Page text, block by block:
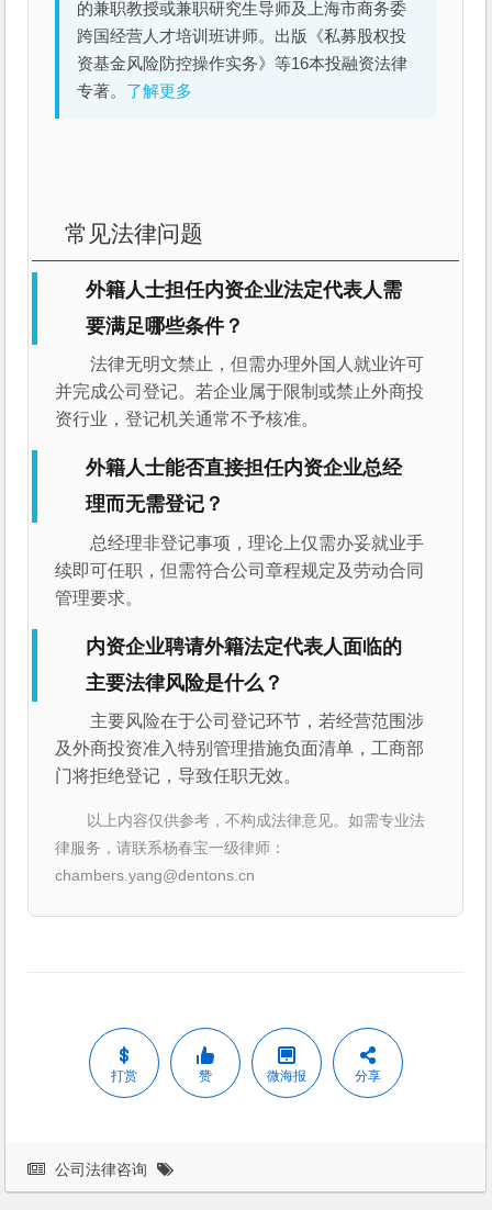
的兼职教授或兼职研究生导师及上海市商务委
跨国经营人才培训班讲师。出版《私募股权投
资基金风险防控操作实务》等16本投融资法律
专著。 了解更多
常见法律问题
外籍人士担任内资企业法定代表人需
要满足哪些条件？
法律无明文禁止，但需办理外国人就业许可
并完成公司登记。若企业属于限制或禁止外商投
资行业，登记机关通常不予核准。
外籍人士能否直接担任内资企业总经
理而无需登记？
总经理非登记事项，理论上仅需办妥就业手
续即可任职，但需符合公司章程规定及劳动合同
管理要求。
内资企业聘请外籍法定代表人面临的
主要法律风险是什么？
主要风险在于公司登记环节，若经营范围涉
及外商投资准入特别管理措施负面清单，工商部
门将拒绝登记，导致任职无效。
以上内容仅供参考，不构成法律意见。如需专业法
律服务，请联系杨春宝一级律师：
chambers.yang@dentons.cn
打赏 赞 微海报 分享
公司法律咨询